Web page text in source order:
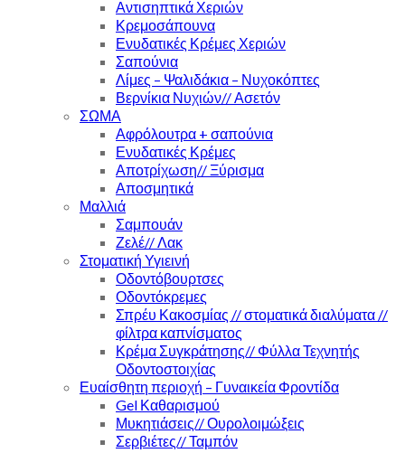
Αντισηπτικά Χεριών
Κρεμοσάπουνα
Ενυδατικές Κρέμες Χεριών
Σαπούνια
Λίμες – Ψαλιδάκια – Νυχοκόπτες
Βερνίκια Νυχιών// Ασετόν
ΣΩΜΑ
Αφρόλουτρα + σαπούνια
Ενυδατικές Κρέμες
Αποτρίχωση// Ξύρισμα
Αποσμητικά
Μαλλιά
Σαμπουάν
Ζελέ// Λακ
Στοματική Υγιεινή
Οδοντόβουρτσες
Οδοντόκρεμες
Σπρέυ Κακοσμίας // στοματικά διαλύματα //
φίλτρα καπνίσματος
Κρέμα Συγκράτησης// Φύλλα Τεχνητής
Οδοντοστοιχίας
Ευαίσθητη περιοχή – Γυναικεία Φροντίδα
Gel Καθαρισμού
Μυκητιάσεις// Ουρολοιμώξεις
Σερβιέτες// Ταμπόν